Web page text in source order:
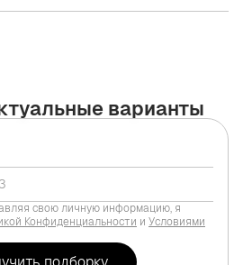
варианты
свою личную информацию, я
Конфиденциальности и Условиями